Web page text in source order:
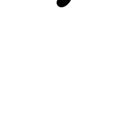
de Jean Dufy